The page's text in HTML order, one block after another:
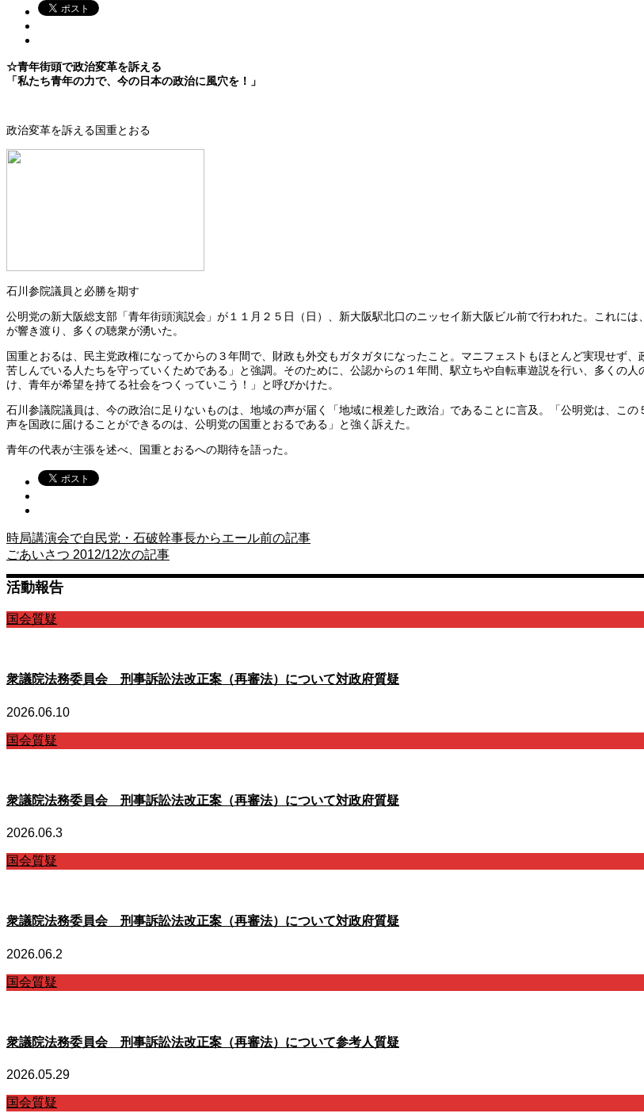
☆青年街頭で政治変革を訴える
「私たち青年の力で、今の日本の政治に風穴を！」
政治変革を訴える国重とおる
石川参院議員と必勝を期す
公明党の新大阪総支部「青年街頭演説会」が１１月２５日（日）、新大阪駅北口のニッセイ新大阪ビル前で行われた。これに
が響き渡り、多くの聴衆が湧いた。
国重とおるは、民主党政権になってからの３年間で、財政も外交もガタガタになったこと。マニフェストもほとんど実現せず
苦しんでいる人たちを守っていくためである」と強調。そのために、公認からの１年間、駅立ちや自転車遊説を行い、多くの
け、青年が希望を持てる社会をつくっていこう！」と呼びかけた。
石川参議院議員は、今の政治に足りないものは、地域の声が届く「地域に根差した政治」であることに言及。「公明党は、こ
声を国政に届けることができるのは、公明党の国重とおるである」と強く訴えた。
青年の代表が主張を述べ、国重とおるへの期待を語った。
時局講演会で自民党・石破幹事長からエール前の記事
ごあいさつ 2012/12次の記事
活動報告
国会質疑
衆議院法務委員会 刑事訴訟法改正案（再審法）について対政府質疑
2026.06.10
国会質疑
衆議院法務委員会 刑事訴訟法改正案（再審法）について対政府質疑
2026.06.3
国会質疑
衆議院法務委員会 刑事訴訟法改正案（再審法）について対政府質疑
2026.06.2
国会質疑
衆議院法務委員会 刑事訴訟法改正案（再審法）について参考人質疑
2026.05.29
国会質疑